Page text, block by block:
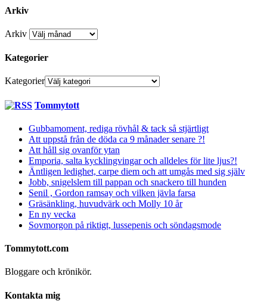
Arkiv
Arkiv
Kategorier
Kategorier
Tommytott
Gubbamoment, rediga rövhål & tack så stjärtligt
Att uppstå från de döda ca 9 månader senare ?!
Att håll sig ovanför ytan
Emporia, salta kycklingvingar och alldeles för lite ljus?!
Äntligen ledighet, carpe diem och att umgås med sig själv
Jobb, snigelslem till pappan och snackero till hunden
Senil , Gordon ramsay och vilken jävla farsa
Gräsänkling, huvudvärk och Molly 10 år
En ny vecka
Sovmorgon på riktigt, lussepenis och söndagsmode
Tommytott.com
Bloggare och krönikör.
Kontakta mig